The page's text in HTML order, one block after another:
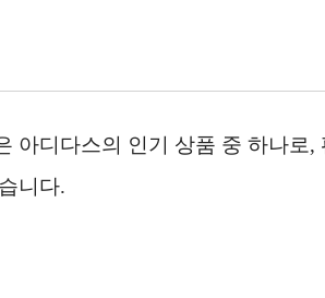
아디다스의 인기 상품 중 하나로,
니다.